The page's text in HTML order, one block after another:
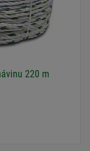
220 m